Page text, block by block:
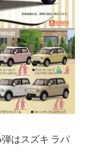
はスズキ ラパ